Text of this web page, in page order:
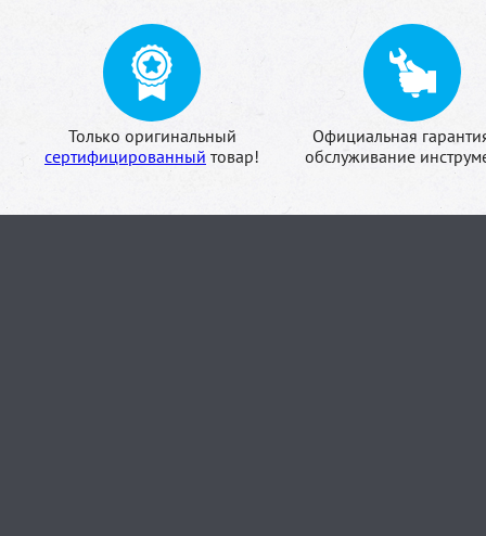
Только оригинальный
сертифицированный товар!
Официальная
обслуживание